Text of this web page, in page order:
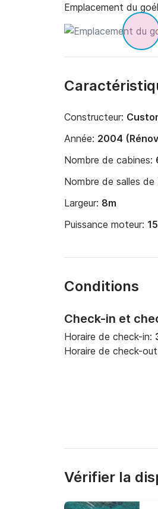
Emplacement du
Constructeur:
Année: 2004
Nombre de cabines:
Nombre de salles de
Largeur: 8m
Puissance moteur:
Conditions
Check-in et
Horaire de check-in:
Horaire de check-
Vérifier la